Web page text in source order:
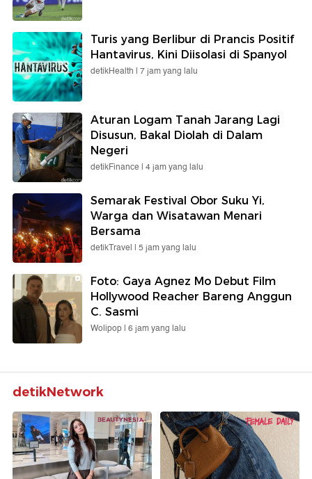
Turis yang Berlibur di Prancis Positif
Hantavirus, Kini Diisolasi di Spanyol
detikHealth | 7 jam yang lalu
Aturan Logam Tanah Jarang Lagi
Disusun, Bakal Diolah di Dalam
Negeri
detikFinance | 4 jam yang lalu
Semarak Festival Obor Suku Yi,
Warga dan Wisatawan Menari
Bersama
detikTravel | 5 jam yang lalu
Foto: Gaya Agnez Mo Debut Film
Hollywood Reacher Bareng Anggun
C. Sasmi
Wolipop | 6 jam yang lalu
detikNetwork